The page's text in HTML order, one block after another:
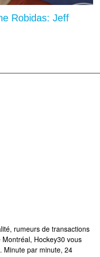
Robidas: Jeff
rumeurs de transactions
Hockey30 vous
Minute par minute, 24